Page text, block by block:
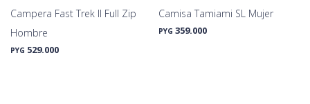
Campera Fast Trek II Full Zip
Hombre
PYG 529.000
Camisa Tamiami SL Mujer
PYG 359.000